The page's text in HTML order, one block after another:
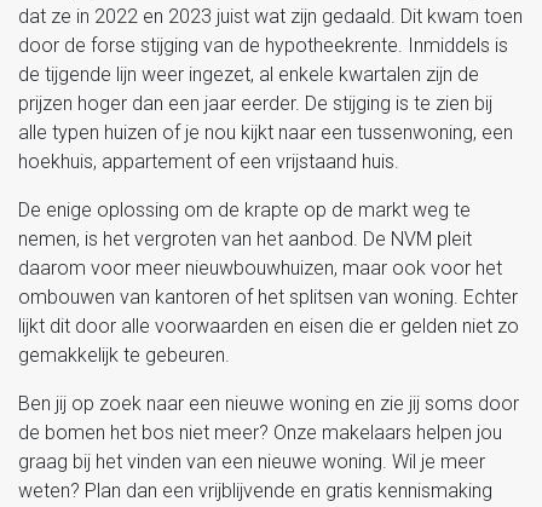
dat ze in 2022 en 2023 juist wat zijn gedaald. Dit kwam toen
door de forse stijging van de hypotheekrente. Inmiddels is
de tijgende lijn weer ingezet, al enkele kwartalen zijn de
prijzen hoger dan een jaar eerder. De stijging is te zien bij
alle typen huizen of je nou kijkt naar een tussenwoning, een
hoekhuis, appartement of een vrijstaand huis.
De enige oplossing om de krapte op de markt weg te
nemen, is het vergroten van het aanbod. De NVM pleit
daarom voor meer nieuwbouwhuizen, maar ook voor het
ombouwen van kantoren of het splitsen van woning. Echter
lijkt dit door alle voorwaarden en eisen die er gelden niet zo
gemakkelijk te gebeuren.
Ben jij op zoek naar een nieuwe woning en zie jij soms door
de bomen het bos niet meer? Onze makelaars helpen jou
graag bij het vinden van een nieuwe woning. Wil je meer
weten? Plan dan een vrijblijvende en gratis kennismaking